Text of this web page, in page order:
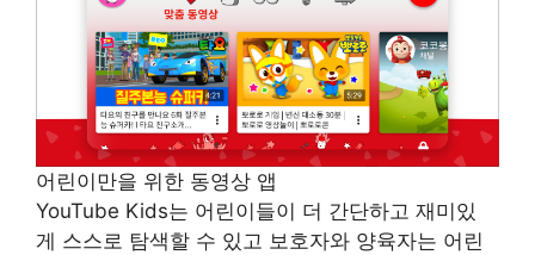
어린이만을 위한 동영상 앱
YouTube Kids는 어린이들이 더 간단하고 재미있
게 스스로 탐색할 수 있고 보호자와 양육자는 어린